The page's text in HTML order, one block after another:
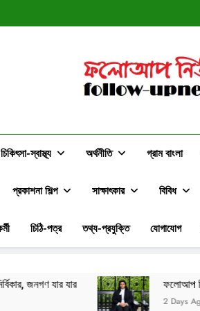
ফলোআপ
ফলোআপ
ফলোআপ
চিকিৎসা-স্বাস্থ্য অর্থনীতি গ্রাম বাংলা
প্রকাশনা শিল্প সাক্ষাৎকার বিবিধ
চিঠি-পত্র তথ্য-প্রযুক্তি যোগাযোগ
ফলোআপ নিউজের প্রাথমিক অনুসন্ধানঃ
2 Days Ago